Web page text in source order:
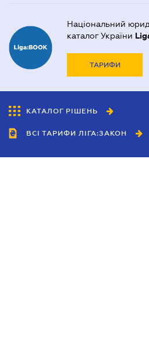
Національний
каталог України
ТАРИФИ
КАТАЛОГ РІШЕНЬ
ВСІ ТАРИФИ ЛІГА:ЗАКОН